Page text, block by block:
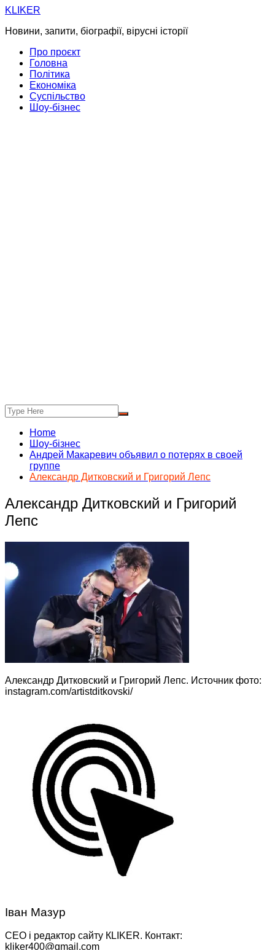
Skip
content
KLIKER
Новини, запити, біографії, вірусні історії
Про проєкт
Головна
Політика
Економіка
Суспільство
Шоу-бізнес
Home
Шоу-бізнес
Андрей Макаревич объявил о потерях в своей
группе
Александр Дитковский и Григорий Лепс
Александр Дитковский и Григорий
Лепс
Александр Дитковский и Григорий Лепс. Источник фото:
instagram.com/artistditkovski/
Іван Мазур
CEO і редактор сайту КLIKER. Контакт:
kliker400@gmail.com